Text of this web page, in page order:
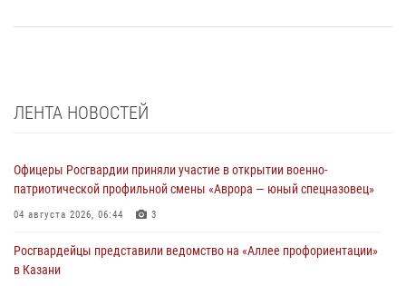
ЛЕНТА НОВОСТЕЙ
Офицеры Росгвардии приняли участие в открытии военно-
патриотической профильной смены «Аврора — юный спецназовец»
04 августа 2026, 06:44 3
Росгвардейцы представили ведомство на «Аллее профориентации»
в Казани